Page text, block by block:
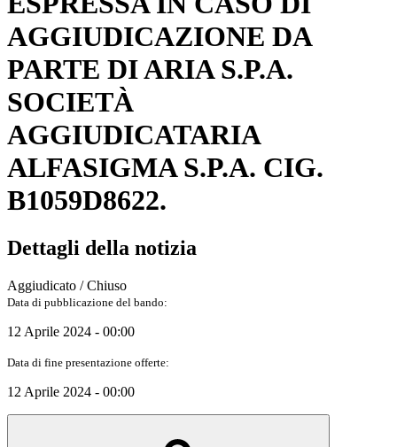
AGGIUDICAZIONE DA
PARTE DI ARIA S.P.A.
SOCIETÀ
AGGIUDICATARIA
ALFASIGMA S.P.A. CIG.
B1059D8622.
Dettagli della notizia
Aggiudicato / Chiuso
Data di pubblicazione del bando:
12 Aprile 2024 - 00:00
Data di fine presentazione offerte:
12 Aprile 2024 - 00:00